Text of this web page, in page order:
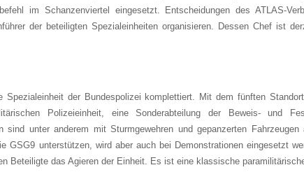
im Schanzenviertel eingesetzt. Entscheidungen des ATLAS-
der beteiligten Spezialeinheiten organisieren. Dessen Chef ist
Spezialeinheit der Bundespolizei komplettiert. Mit dem fünften
Polizeieinheit, eine Sonderabteilung der Beweis- und
sind unter anderem mit Sturmgewehren und gepanzerten
GSG9 unterstützen, wird aber auch bei Demonstrationen eingesetzt
Beteiligte das Agieren der Einheit. Es ist eine klassische